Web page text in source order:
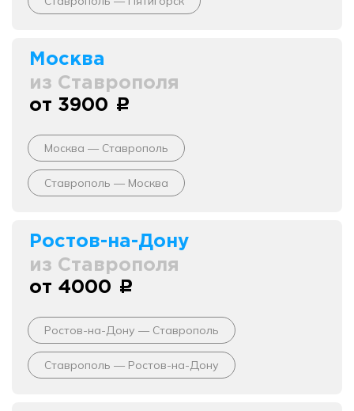
Москва
из Ставрополя
от 3900 c
Москва — Ставрополь
Ставрополь — Москва
Ростов-на-Дону
из Ставрополя
от 4000 c
Ростов-на-Дону — Ставрополь
Ставрополь — Ростов-на-Дону